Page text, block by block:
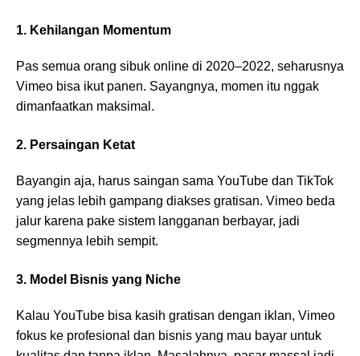
1. Kehilangan Momentum
Pas semua orang sibuk online di 2020–2022, seharusnya
Vimeo bisa ikut panen. Sayangnya, momen itu nggak
dimanfaatkan maksimal.
2. Persaingan Ketat
Bayangin aja, harus saingan sama YouTube dan TikTok
yang jelas lebih gampang diakses gratisan. Vimeo beda
jalur karena pake sistem langganan berbayar, jadi
segmennya lebih sempit.
3. Model Bisnis yang Niche
Kalau YouTube bisa kasih gratisan dengan iklan, Vimeo
fokus ke profesional dan bisnis yang mau bayar untuk